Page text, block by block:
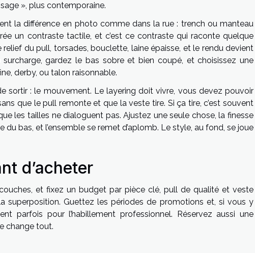
», plus contemporaine.
la différence en photo comme dans la rue : trench ou manteau
un contraste tactile, et c’est ce contraste qui raconte quelque
du pull, torsades, bouclette, laine épaisse, et le rendu devient
gardez le bas sobre et bien coupé, et choisissez une
derby, ou talon raisonnable.
sortir : le mouvement. Le layering doit vivre, vous devez pouvoir
que le pull remonte et que la veste tire. Si ça tire, c’est souvent
les tailles ne dialoguent pas. Ajustez une seule chose, la finesse
bas, et l’ensemble se remet d’aplomb. Le style, au fond, se joue
d’acheter
et fixez un budget par pièce clé, pull de qualité et veste
superposition. Guettez les périodes de promotions et, si vous y
parfois pour l’habillement professionnel. Réservez aussi une
change tout.